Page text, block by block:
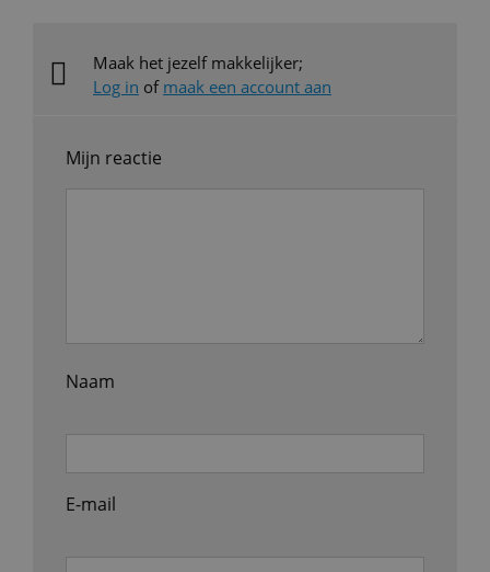
Maak het jezelf makkelijker;
Log in of maak een account aan
Mijn reactie
Naam
E-mail